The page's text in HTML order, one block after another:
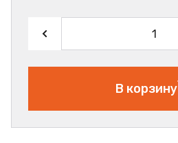
В корзину